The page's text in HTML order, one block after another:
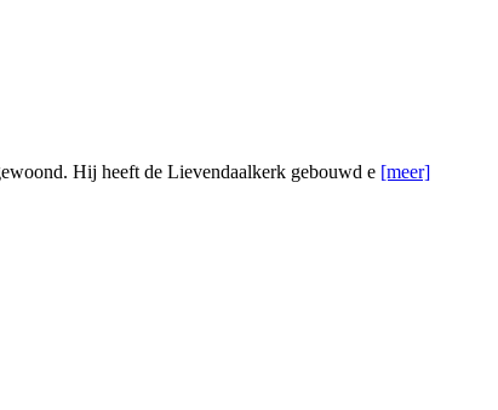
Hij heeft de Lievendaalkerk gebouwd e [meer]